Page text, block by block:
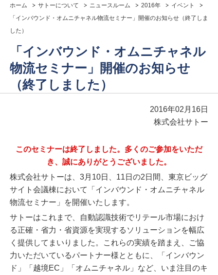
ホーム サトーについて ニュースルーム 2016年
イベント
「インバウンド・オムニチャネル物流セミナー」開催のお知らせ（終了しま
した）
「インバウンド・オムニチャネル
物流セミナー」開催のお知らせ
（終了しました）
2016年02月16日
株式会社サトー
このセミナーは終了しました。多くのご参加をいただ
き、誠にありがとうございました。
株式会社サトーは、3月10日、11日の2日間、東京ビッグ
サイト会議棟において「インバウンド・オムニチャネル
物流セミナー」を開催いたします。
サトーはこれまで、自動認識技術でリテール市場におけ
る正確・省力・省資源を実現するソリューションを幅広
く提供してまいりました。これらの実績を踏まえ、ご協
力いただいているパートナー様とともに、「インバウン
ド」「越境EC」「オムニチャネル」など、いま注目のキ